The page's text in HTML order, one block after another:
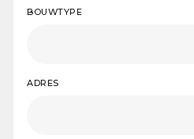
BOUWTYPE
ADRES